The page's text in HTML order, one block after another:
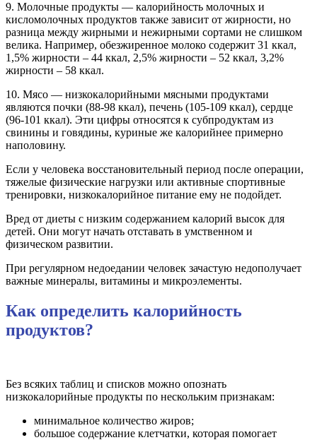
9. Молочные продукты — калорийность молочных и
кисломолочных продуктов также зависит от жирности, но
разница между жирными и нежирными сортами не слишком
велика. Например, обезжиренное молоко содержит 31 ккал,
1,5% жирности – 44 ккал, 2,5% жирности – 52 ккал, 3,2%
жирности – 58 ккал.
10. Мясо — низкокалорийными мясными продуктами
являются почки (88-98 ккал), печень (105-109 ккал), сердце
(96-101 ккал). Эти цифры относятся к субпродуктам из
свинины и говядины, куриные же калорийнее примерно
наполовину.
Если у человека восстановительный период после операции,
тяжелые физические нагрузки или активные спортивные
тренировки, низкокалорийное питание ему не подойдет.
Вред от диеты с низким содержанием калорий высок для
детей. Они могут начать отставать в умственном и
физическом развитии.
При регулярном недоедании человек зачастую недополучает
важные минералы, витамины и микроэлементы.
Как определить калорийность
продуктов?
Без всяких таблиц и списков можно опознать
низкокалорийные продукты по нескольким признакам:
минимальное количество жиров;
большое содержание клетчатки, которая помогает